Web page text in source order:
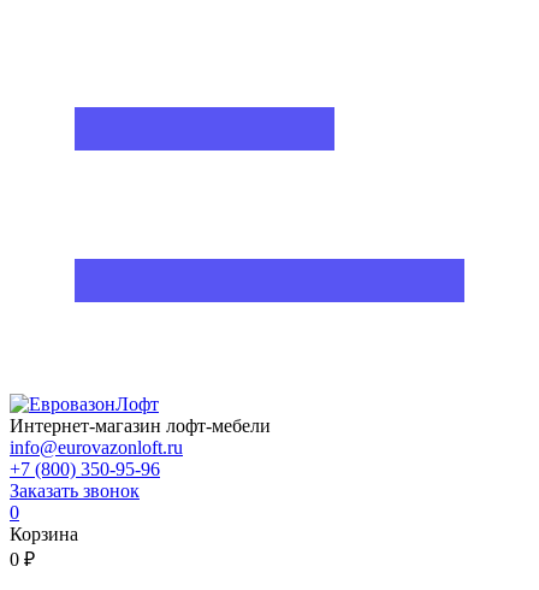
Интернет-магазин лофт-мебели
info@eurovazonloft.ru
+7 (800) 350-95-96
Заказать звонок
0
Корзина
0 ₽